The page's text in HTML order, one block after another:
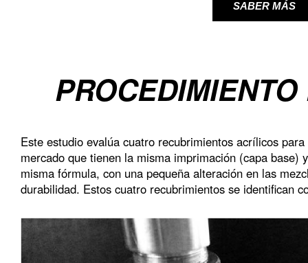
SABER MÁS
Este estudio evalúa cuatro recubrimientos acrílicos
mercado que tienen la misma imprimación (capa base)
misma fórmula, con una pequeña alteración en las
durabilidad. Estos cuatro recubrimientos se identifican